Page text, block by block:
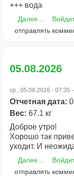
+++ вода
Далее...
отправлять
05.08.2026
ср., 05.08.2026 - 07:35
Отчетная дата:
Вес: 67.1 кг
Доброе утро!
Хорошо так
уходит. И
Далее...
отправлять